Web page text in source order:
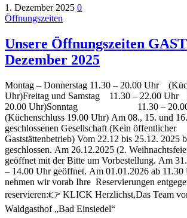
1. Dezember 2025 0
Öffnungszeiten
Unsere Öffnungszeiten
Dezember 2025
Montag – Donnerstag 11.30 – 20.00 Uhr
Uhr)Freitag und Samstag 11.30 – 22.00 Uhr
20.00 Uhr)Sonntag 11.30 –
(Küchenschluss 19.00 Uhr) Am 08., 15. und
geschlossenen Gesellschaft (Kein öffentlicher
Gaststättenbetrieb) Vom 22.12 bis 25.12. 2025
geschlossen. Am 26.12.2025 (2.
geöffnet mit der Bitte um Vorbestellung. Am
– 14.00 Uhr geöffnet. Am 01.01.2026 ab
nehmen wir vorab Ihre Reservierungen
reservieren:👉 KLICK Herzlichst,Das Team
Waldgasthof „Bad Einsiedel“